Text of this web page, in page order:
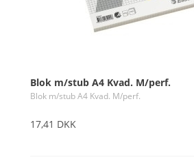
Blok m/stub A4 Kvad. M/perf.
Blok m/stub A4 Kvad. M/perf.
17,41 DKK